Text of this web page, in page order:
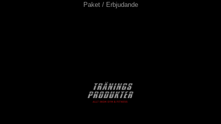
Paket / Erbjudande